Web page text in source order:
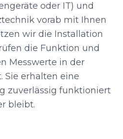
oder IT) und
vorab mit Ihnen
wir die Installation
die Funktion und
Messwerte in der
Sie erhalten eine
zuverlässig funktioniert
bleibt.